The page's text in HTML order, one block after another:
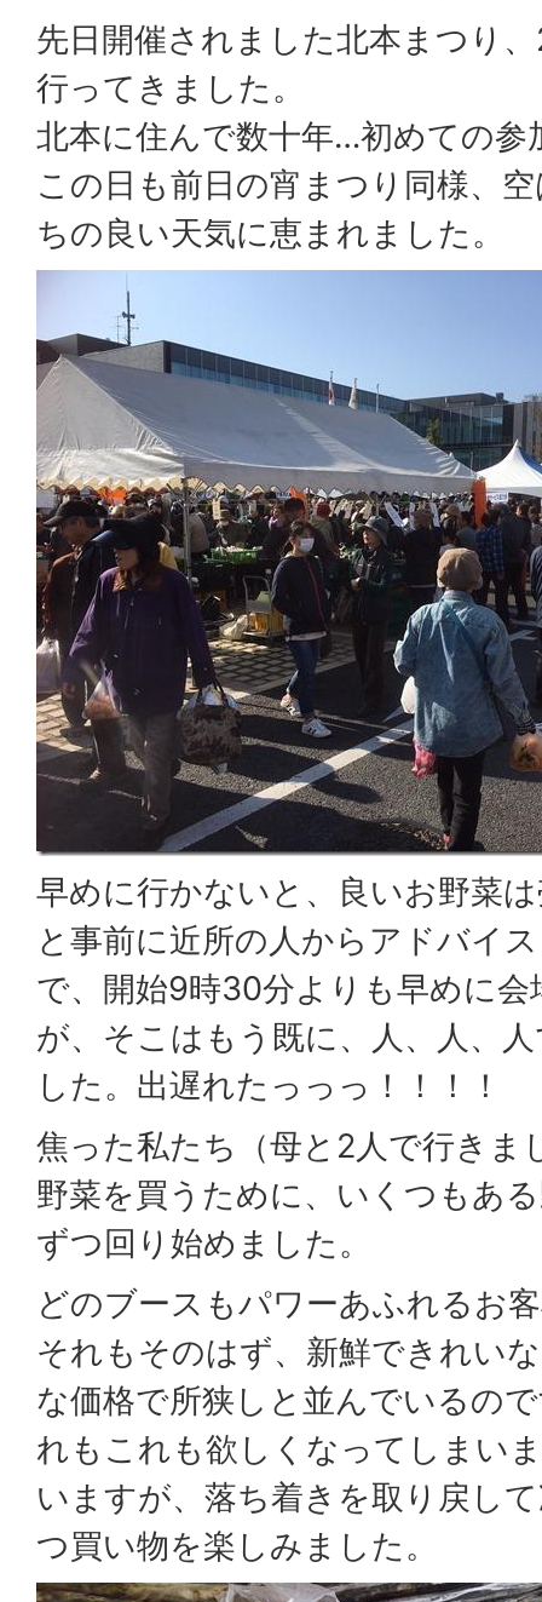
先日開催されました北本まつり
行ってきました。
北本に住んで数十年…初めての参
この日も前日の宵まつり同様、
ちの良い天気に恵まれました。
早めに行かないと、良いお野菜
と事前に近所の人からアドバイ
で、開始9時30分よりも早めに
が、そこはもう既に、人、人、
した。出遅れたっっっ！！！！
焦った私たち（母と2人で行きま
野菜を買うために、いくつもあ
ずつ回り始めました。
どのブースもパワーあふれるお
それもそのはず、新鮮できれい
な価格で所狭しと並んでいるの
れもこれも欲しくなってしまい
いますが、落ち着きを取り戻し
つ買い物を楽しみました。